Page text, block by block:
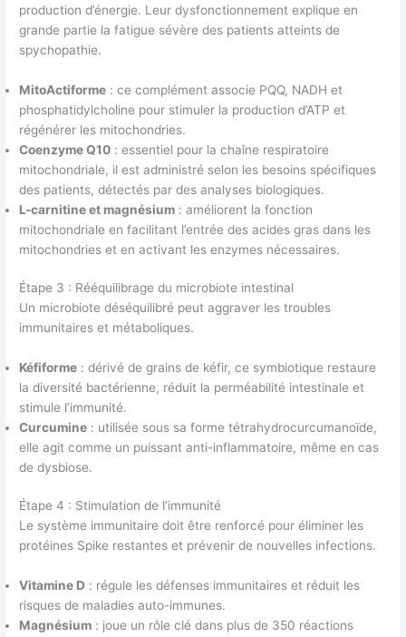
production d’énergie. Leur dysfonctionnement explique en
grande partie la fatigue sévère des patients atteints de
spychopathie.
MitoActiforme : ce complément associe PQQ, NADH et
phosphatidylcholine pour stimuler la production d’ATP et
régénérer les mitochondries.
Coenzyme Q10 : essentiel pour la chaîne respiratoire
mitochondriale, il est administré selon les besoins spécifiques
des patients, détectés par des analyses biologiques.
L-carnitine et magnésium : améliorent la fonction
mitochondriale en facilitant l’entrée des acides gras dans les
mitochondries et en activant les enzymes nécessaires.
Étape 3 : Rééquilibrage du microbiote intestinal
Un microbiote déséquilibré peut aggraver les troubles
immunitaires et métaboliques.
Kéfiforme : dérivé de grains de kéfir, ce symbiotique restaure
la diversité bactérienne, réduit la perméabilité intestinale et
stimule l’immunité.
Curcumine : utilisée sous sa forme tétrahydrocurcumanoïde,
elle agit comme un puissant anti-inflammatoire, même en cas
de dysbiose.
Étape 4 : Stimulation de l’immunité
Le système immunitaire doit être renforcé pour éliminer les
protéines Spike restantes et prévenir de nouvelles infections.
Vitamine D : régule les défenses immunitaires et réduit les
risques de maladies auto-immunes.
Magnésium : joue un rôle clé dans plus de 350 réactions